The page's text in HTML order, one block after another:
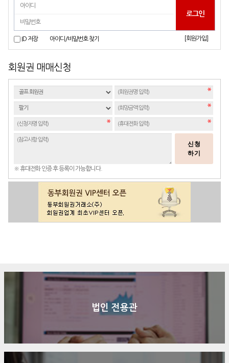
ID 저장 아이디/비밀번호 찾기 [회원가입]
회원권 매매신청
신청
하기
※ 휴대전화 인증 후 등록이 가능합니다.
구매문의 상담신청
법인 전용관